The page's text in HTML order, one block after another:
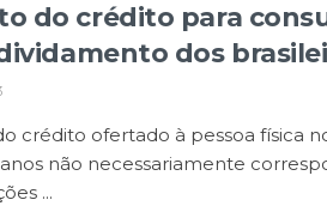
do crédito para
dos
crédito ofertado à pessoa física
não necessariamente
...